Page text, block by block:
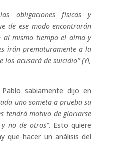
obligaciones físicas y
de ese modo encontrarán
al mismo tiempo el alma y
irán prematuramente a la
acusará de suicidio” (YI,
sabiamente dijo en
uno someta a prueba su
tendrá motivo de gloriarse
no de otros”. Esto quiere
que hacer un análisis del